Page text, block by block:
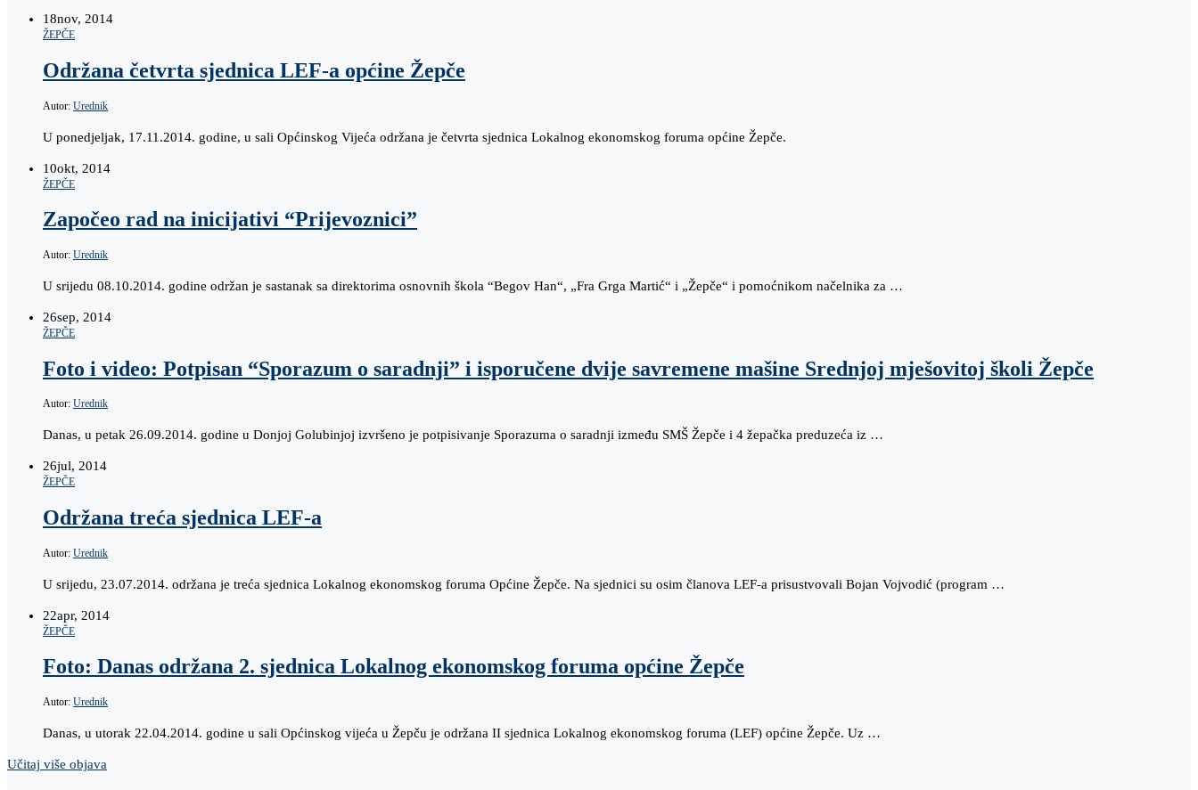
18nov, 2014
ŽEPČE
Održana četvrta sjednica LEF-a općine Žepče
Autor: Urednik
U ponedjeljak, 17.11.2014. godine, u sali Općinskog Vijeća održana je četvrta sjednica Lokalnog ekonomskog foruma općine Žepče.
10okt, 2014
ŽEPČE
Započeo rad na inicijativi “Prijevoznici”
Autor: Urednik
U srijedu 08.10.2014. godine održan je sastanak sa direktorima osnovnih škola “Begov Han“, „Fra Grga Martić“ i „Žepče“ i pomoćnikom načelnika za …
26sep, 2014
ŽEPČE
Foto i video: Potpisan “Sporazum o saradnji” i isporučene dvije savremene mašine Srednjoj mješovitoj školi Žepče
Autor: Urednik
Danas, u petak 26.09.2014. godine u Donjoj Golubinjoj izvršeno je potpisivanje Sporazuma o saradnji između SMŠ Žepče i 4 žepačka preduzeća iz …
26jul, 2014
ŽEPČE
Održana treća sjednica LEF-a
Autor: Urednik
U srijedu, 23.07.2014. održana je treća sjednica Lokalnog ekonomskog foruma Općine Žepče. Na sjednici su osim članova LEF-a prisustvovali Bojan Vojvodić (program …
22apr, 2014
ŽEPČE
Foto: Danas održana 2. sjednica Lokalnog ekonomskog foruma općine Žepče
Autor: Urednik
Danas, u utorak 22.04.2014. godine u sali Općinskog vijeća u Žepču je održana II sjednica Lokalnog ekonomskog foruma (LEF) općine Žepče. Uz …
Učitaj više objava